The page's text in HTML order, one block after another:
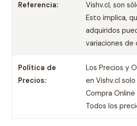
Referencia:
Vishv.cl, son
Esto implica,
adquiridos
variaciones de
Política de
Precios:
Los Precios y
en Vishv.cl
Compra
Todos los